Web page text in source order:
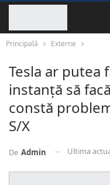
Principală Externe
Tesla ar putea
instanţă să
constă
S/X
De Admin Ultima